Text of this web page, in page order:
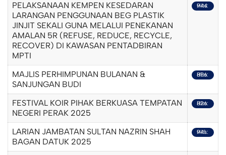
PELAKSANAAN KEMPEN KESEDARAN
LARANGAN PENGGUNAAN BEG PLASTIK
JINJIT SEKALI GUNA MELALUI PENEKANAN
AMALAN 5R (REFUSE, REDUCE, RECYCLE,
RECOVER) DI KAWASAN PENTADBIRAN
MPTI
Hits: 944
MAJLIS PERHIMPUNAN BULANAN &
SANJUNGAN BUDI
Hits: 856
FESTIVAL KOIR PIHAK BERKUASA TEMPATAN
NEGERI PERAK 2025
Hits: 826
LARIAN JAMBATAN SULTAN NAZRIN SHAH
BAGAN DATUK 2025
Hits: 941